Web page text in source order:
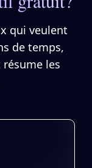
qui veulent
de temps,
les